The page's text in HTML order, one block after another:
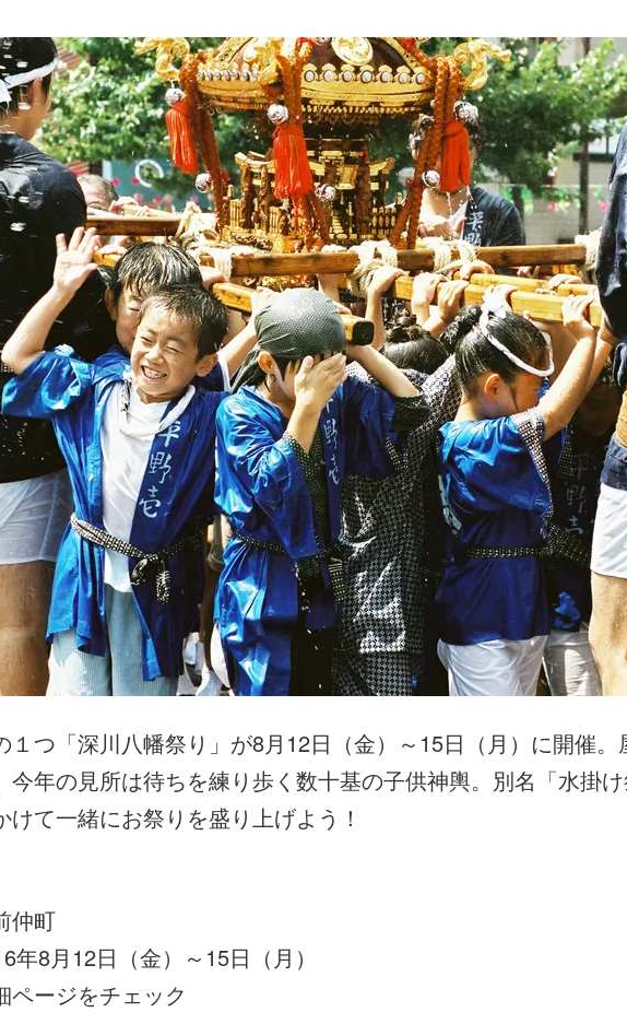
１つ「深川八幡祭り」が8月12日（金）～15日（月）に開催。
今年の見所は待ちを練り歩く数十基の子供神輿。別名「水掛
けて一緒にお祭りを盛り上げよう！
仲町
年8月12日（金）～15日（月）
ページをチェック